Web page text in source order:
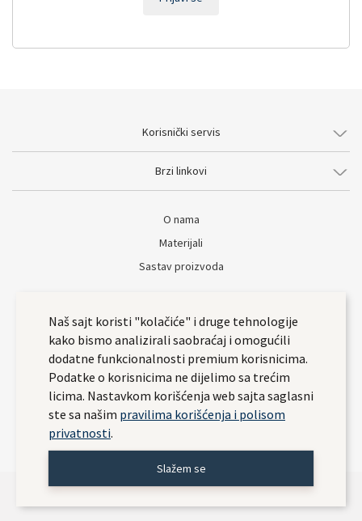
Korisnički servis
Brzi linkovi
O nama
Materijali
Sastav proizvoda
Naš sajt koristi "kolačiće" i druge tehnologije
kako bismo analizirali saobraćaj i omogućili
dodatne funkcionalnosti premium korisnicima.
Podatke o korisnicima ne dijelimo sa trećim
licima. Nastavkom korišćenja web sajta saglasni
ste sa našim pravilima korišćenja i polisom
privatnosti.
Slažem se